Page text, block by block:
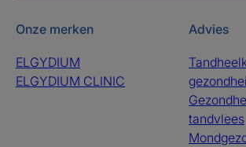
Onze merken
ELGYDIUM
ELGYDIUM CLINIC
Advies
tandvlees